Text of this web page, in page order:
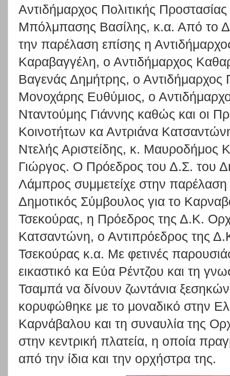
Αντιδήμαρχος Πολιτικής
Μπόλμπασης Βασίλης, κ.α. Από το
την παρέλαση επίσης η
Καραβαγγέλη, ο Αντιδήμαρχος
Βαγενάς Δημήτρης, ο Αντιδήμαρχος
Μονοχάρης Ευθύμιος, ο
Νταντούμης Γιάννης καθώς και οι
Κοινοτήτων κα Αντριάνα
Ντελής Αριστείδης, κ. Μαυροδήμος
Γιώργος. Ο Πρόεδρος του Δ.Σ. του
Λάμπρος συμμετείχε στην
Δημοτικός Σύμβουλος για το
Τσεκούρας, η Πρόεδρος της Δ.Κ.
Κατσαντώνη, ο Αντιπρόεδρος της
Τσεκούρας κ.α. Με φετινές
εικαστικό κα Εύα Ρέντζου και τη
Τσαμπά να δίνουν ζωντάνια
κορυφώθηκε με το μοναδικό στην
Καρνάβαλου και τη συναυλία της
στην κεντρική πλατεία, η οποία
από την ίδια και την ορχήστρα της.